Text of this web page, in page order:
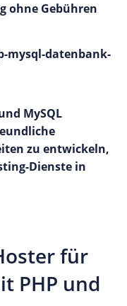
ohne Gebühren
MySQL
zu entwickeln,
Dienste in
für
PHP und